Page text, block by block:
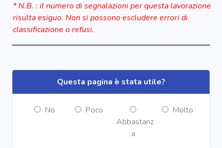
* N.B. : il numero di segnalazioni per questa lavorazione
risulta esiguo. Non si possono escludere errori di
classificazione o refusi.
Questa pagina è stata utile?
No
Poco
Abbastanz
a
Molto